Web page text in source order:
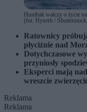
Humbak walczy o życie
(fot. Hyserb /
Ratownicy
płyciźnie nad
Dotychczasowe
przyniosły
Eksperci mają
wreszcie
Reklama
Reklama